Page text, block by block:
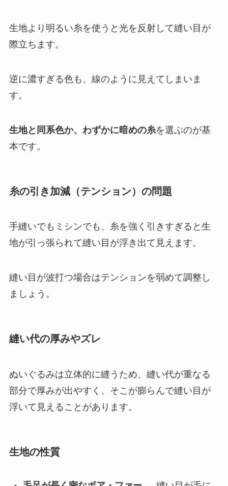
生地より明るい糸を使うと光を反射して縫い目が
際立ちます。
逆に濃すぎる色も、線のように見えてしまいま
す。
生地と同系色か、わずかに暗めの糸を選ぶのが基
本です。
糸の引き加減（テンション）の問題
手縫いでもミシンでも、糸を強く引きすぎると生
地が引っ張られて縫い目が浮き出て見えます。
縫い目が波打つ場合はテンションを弱めて調整し
ましょう。
縫い代の厚みやズレ
ぬいぐるみは立体的に縫うため、縫い代が重なる
部分で厚みが出やすく、そこが膨らんで縫い目が
浮いて見えることがあります。
生地の性質